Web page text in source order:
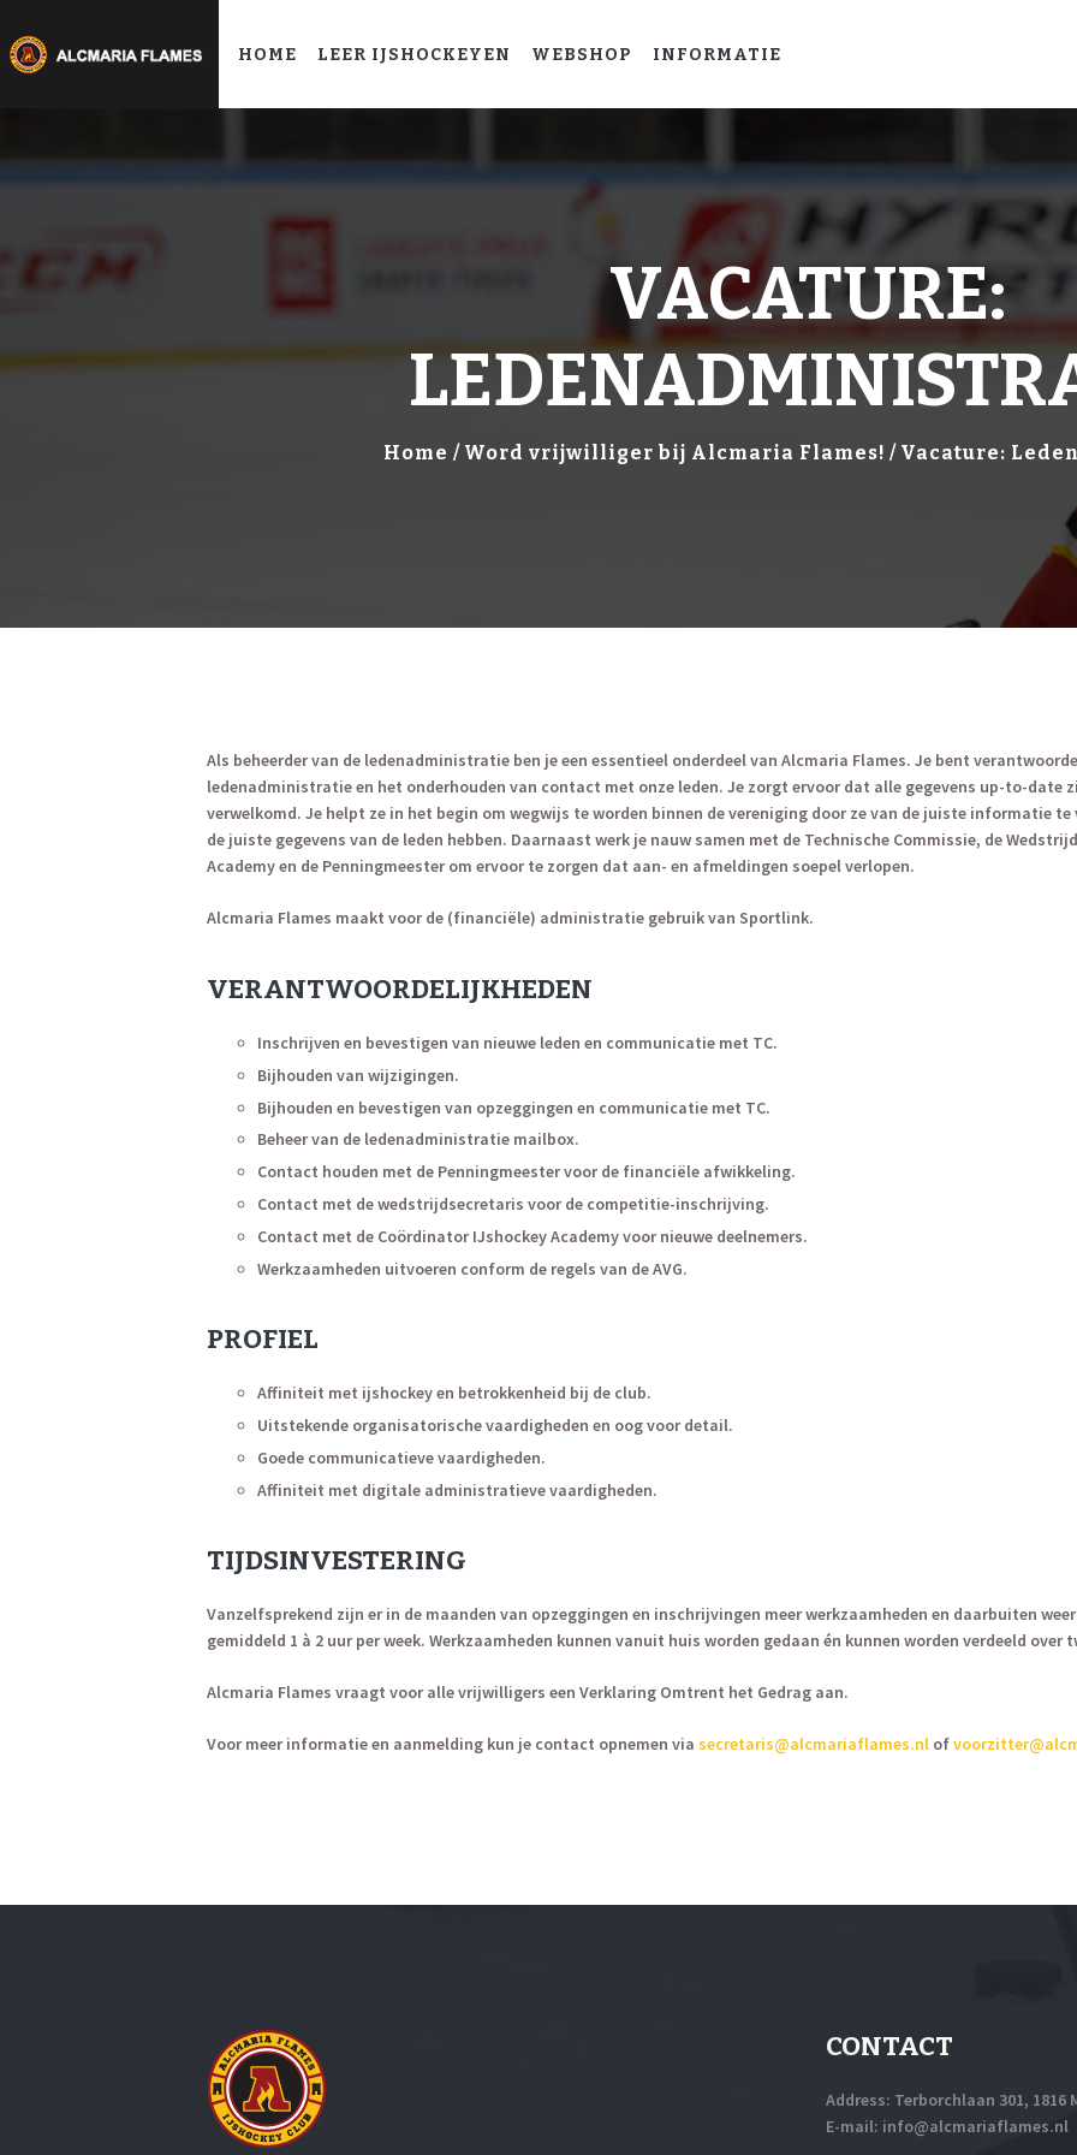
HOME LEER IJSHOCKEYEN WEBSHOP INFORMATIE
VACATURE:
Home Word vrijwilliger bij Alcmaria Flames! Vacature:
WEBSHOP
INFORMATIE
Als beheerder van de ledenadministratie ben je een essentieel onderdeel van Alcmaria Flames. Je bent
ledenadministratie en het onderhouden van contact met onze leden. Je zorgt ervoor dat alle gegevens up-to-date
verwelkomd. Je helpt ze in het begin om wegwijs te worden binnen de vereniging door ze van de juiste informatie
de juiste gegevens van de leden hebben. Daarnaast werk je nauw samen met de Technische Commissie, de
Academy en de Penningmeester om ervoor te zorgen dat aan- en afmeldingen soepel verlopen.
Alcmaria Flames maakt voor de (financiële) administratie gebruik van Sportlink.
VERANTWOORDELIJKHEDEN
Inschrijven en bevestigen van nieuwe leden en communicatie met TC.
Bijhouden van wijzigingen.
Bijhouden en bevestigen van opzeggingen en communicatie met TC.
Beheer van de ledenadministratie mailbox.
Contact houden met de Penningmeester voor de financiële afwikkeling.
Contact met de wedstrijdsecretaris voor de competitie-inschrijving.
Contact met de Coördinator IJshockey Academy voor nieuwe deelnemers.
Werkzaamheden uitvoeren conform de regels van de AVG.
PROFIEL
Affiniteit met ijshockey en betrokkenheid bij de club.
Uitstekende organisatorische vaardigheden en oog voor detail.
Goede communicatieve vaardigheden.
Affiniteit met digitale administratieve vaardigheden.
TIJDSINVESTERING
Vanzelfsprekend zijn er in de maanden van opzeggingen en inschrijvingen meer werkzaamheden en daarbuiten
gemiddeld 1 à 2 uur per week. Werkzaamheden kunnen vanuit huis worden gedaan én kunnen worden verdeeld over
Alcmaria Flames vraagt voor alle vrijwilligers een Verklaring Omtrent het Gedrag aan.
Voor meer informatie en aanmelding kun je contact opnemen via secretaris@alcmariaflames.nl of
CONTACT
Address: Terborchlaan 301, 1816
E-mail: info@alcmariaflames.nl